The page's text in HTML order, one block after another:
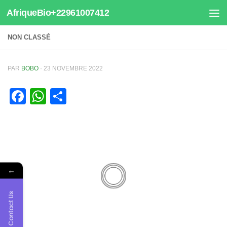
Au dessous du contenu
AfriqueBio+22961007412
NON CLASSÉ
PAR BOBO · 23 NOVEMBRE 2022
Facebook
WhatsApp
←
Contact Us